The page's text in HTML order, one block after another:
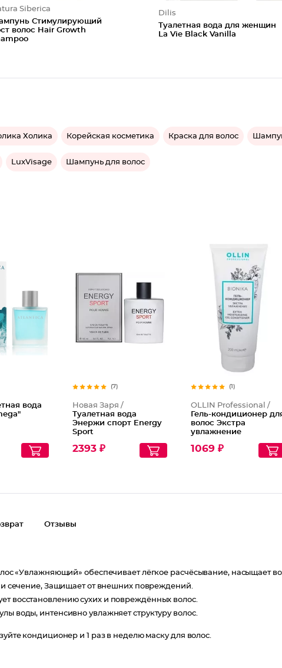
Siberica
Стимулирующий
волос Hair Growth
Dilis
Туалетная вода для женщин
La Vie Black Vanilla
Холика Корейская косметика Краска для волос
LuxVisage Шампунь для волос
вода
(7)
Новая Заря /
Туалетная вода
Энержи спорт Energy
Sport
2393 ₽
(1)
OLLIN Professional /
Гель-кондиционер
волос Экстра
увлажнение
1069 ₽
Отзывы
«Увлажняющий» обеспечивает лёгкое расчёсывание, насыщает
сечение, Защищает от внешних повреждений.
восстановлению сухих и повреждённых волос.
воды, интенсивно увлажняет структуру волос.
кондиционер и 1 раз в неделю маску для волос.